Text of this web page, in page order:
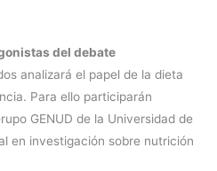
del debate
analizará el papel de la dieta
Para ello participarán
GENUD de la Universidad de
en investigación sobre nutrición